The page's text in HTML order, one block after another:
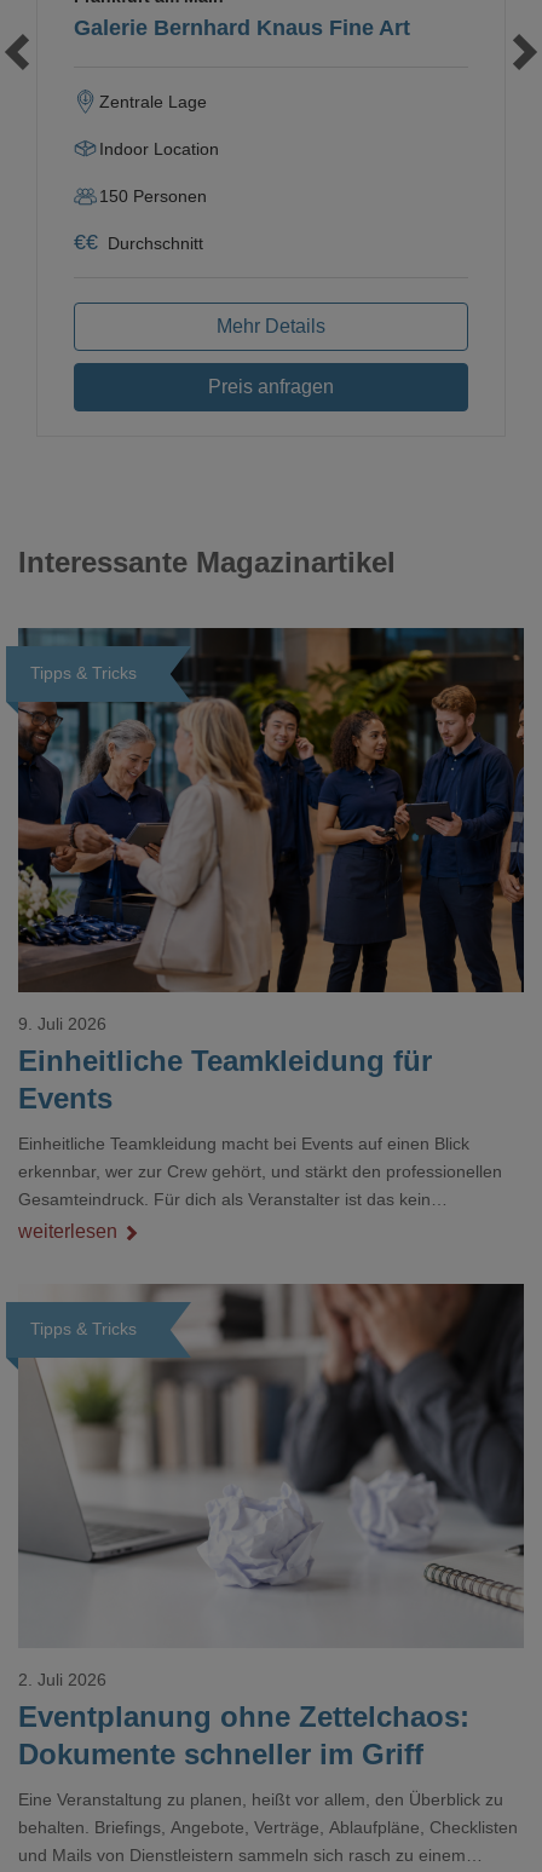
Galerie Bernhard Knaus Fine Art
Zentrale Lage
Indoor Location
150 Personen
€€ Durchschnitt
Mehr Details
Preis anfragen
Interessante Magazinartikel
Tipps & Tricks
Einheitliche Teamkleidung für
Events
9. Juli 2026
Einheitliche Teamkleidung macht bei Events auf einen Blick
erkennbar, wer zur Crew gehört, und stärkt den professionellen
Gesamteindruck. Für dich als Veranstalter ist das kein
Nebenthema: Bei Textilien mit Stickerei oder mehreren
weiterlesen
Tipps & Tricks
Eventplanung ohne Zettelchaos:
Dokumente schneller im Griff
2. Juli 2026
Eine Veranstaltung zu planen, heißt vor allem, den Überblick zu
behalten. Briefings, Angebote, Verträge, Ablaufpläne, Checklisten
und Mails von Dienstleistern sammeln sich rasch zu einem